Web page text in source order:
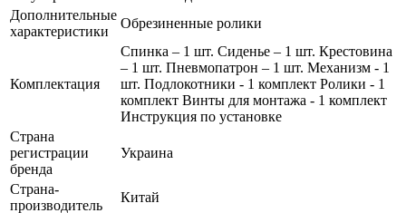
Дополнительные
характеристики
Обрезиненные ролики
Комплектация
Спинка – 1 шт. Сиденье – 1 шт. Крестовина
– 1 шт. Пневмопатрон – 1 шт. Механизм - 1
шт. Подлокотники - 1 комплект Ролики - 1
комплект Винты для монтажа - 1 комплект
Инструкция по установке
Страна
регистрации
бренда
Украина
Страна-
производитель
Китай